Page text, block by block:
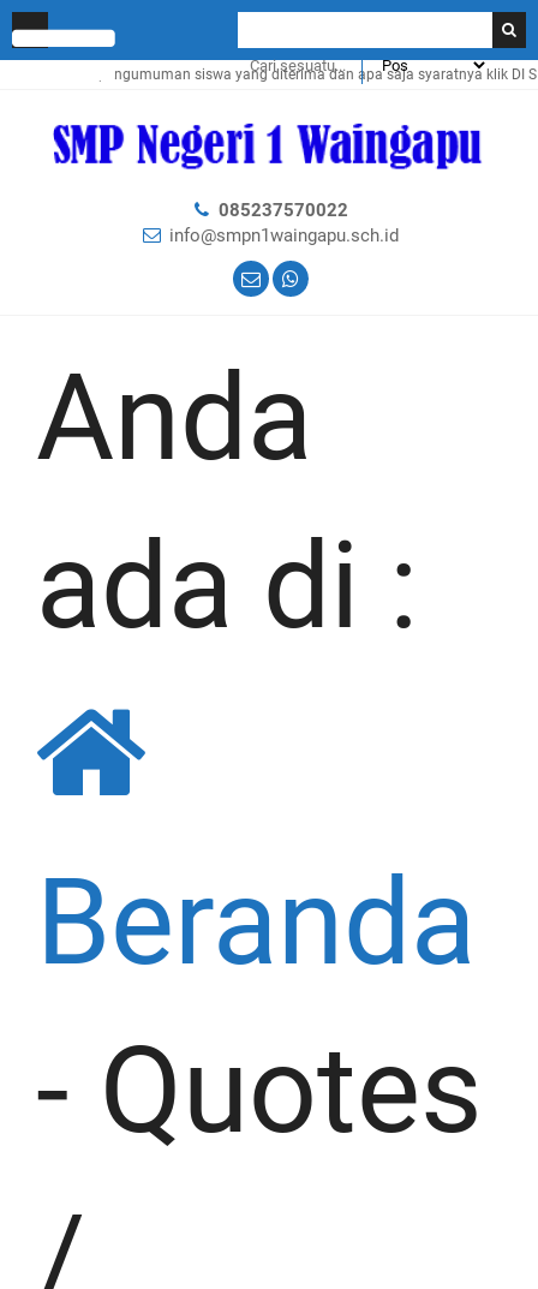
Cek pengumuman siswa yang diterima dan apa saja syaratnya klik DI
085237570022
info@smpn1waingapu.sch.id
Anda
ada di :
Beranda
- Quotes
/